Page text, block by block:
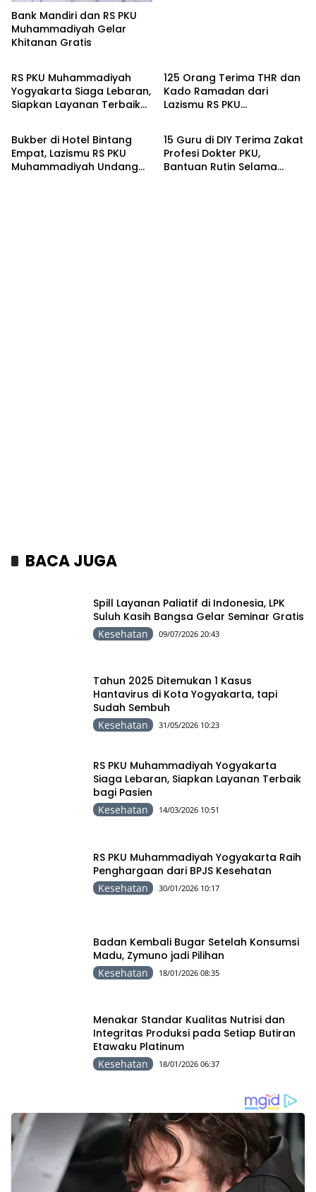
Bank Mandiri dan RS PKU
Muhammadiyah Gelar
Khitanan Gratis
Kesehatan
RS PKU Muhammadiyah
Yogyakarta Siaga Lebaran,
Siapkan Layanan Terbaik
125 Orang Terima THR dan
Kado Ramadan dari
Lazismu RS PKU
Kronika
Bukber di Hotel Bintang
Empat, Lazismu RS PKU
Muhammadiyah Undang
Kronika
15 Guru di DIY Terima Zakat
Profesi Dokter PKU,
Bantuan Rutin Selama
BACA JUGA
Spill Layanan Paliatif di Indonesia, LPK
Suluh Kasih Bangsa Gelar Seminar Gratis
Kesehatan 09/07/2026 20:43
Tahun 2025 Ditemukan 1 Kasus
Hantavirus di Kota Yogyakarta, tapi
Sudah Sembuh
Kesehatan 31/05/2026 10:23
RS PKU Muhammadiyah Yogyakarta
Siaga Lebaran, Siapkan Layanan Terbaik
bagi Pasien
Kesehatan 14/03/2026 10:51
RS PKU Muhammadiyah Yogyakarta Raih
Penghargaan dari BPJS Kesehatan
Kesehatan 30/01/2026 10:17
Badan Kembali Bugar Setelah Konsumsi
Madu, Zymuno jadi Pilihan
Kesehatan 18/01/2026 08:35
Menakar Standar Kualitas Nutrisi dan
Integritas Produksi pada Setiap Butiran
Etawaku Platinum
Kesehatan 18/01/2026 06:37